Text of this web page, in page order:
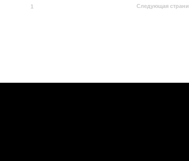
1 Следующая